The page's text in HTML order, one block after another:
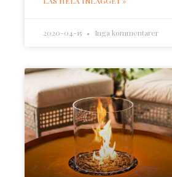
2020-04-15 Inga kommentarer